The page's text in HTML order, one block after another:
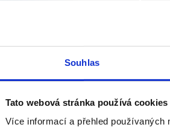
Souhlas
Tato webová stránka používá cookies
Více informací a přehled používaných
BPOS: vskutku
Office 2010 ve firmě i
např. vozidlo,